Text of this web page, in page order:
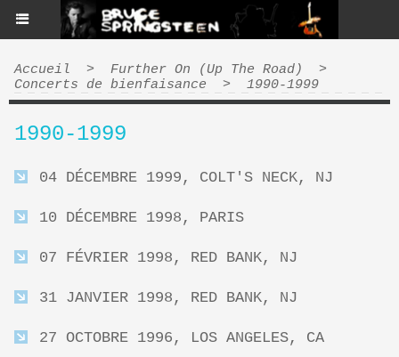
Accueil > Further On (Up The Road)
>
Concerts de bienfaisance
> 1990-1999
1990-1999
04 DÉCEMBRE 1999, COLT'S NECK, NJ
10 DÉCEMBRE 1998, PARIS
07 FÉVRIER 1998, RED BANK, NJ
31 JANVIER 1998, RED BANK, NJ
27 OCTOBRE 1996, LOS ANGELES, CA